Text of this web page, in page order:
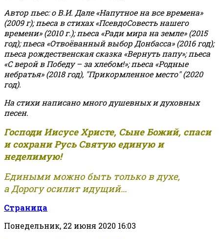
Автор пьес: о В.И. Дале «Напутное на все времена»
(2009 г); пьеса в стихах «ПсевдоСовесть нашего
времени» (2010 г.); пьеса «Ради мира на земле» (2015
год); пьеса «Отвоёванный выбор Донбасса» (2016 год);
пьеса рождественская сказка «Вернуть папу»; пьеса
«С верой в Победу – за хлебом!»;пьеса «Родные
небратья» (2018 год), "Прикормленное место" (2020
год).
На стихи написано много душевных и духовных
песен.
Господи Иисусе Христе, Сыне Божий, спаси
и сохрани Русь Святую единую и
неделимую!
Едиными можно быть только в духе,
а Дорогу осилит идущий...
Страница
Понедельник, 22 июня 2020 16:03